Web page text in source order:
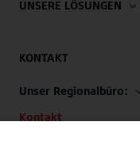
UNSERE LÖSUNGEN
KONTAKT
Unser Regionalbüro:
Kontakt